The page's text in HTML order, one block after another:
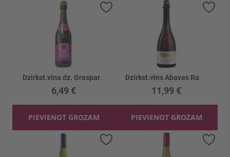
6,49 €
PIEVIENOT GROZAM
Pievienot vēlmju sarakstam
11,99 €
PIEVIENOT GROZAM
Pievienot vēlmju sarakstam